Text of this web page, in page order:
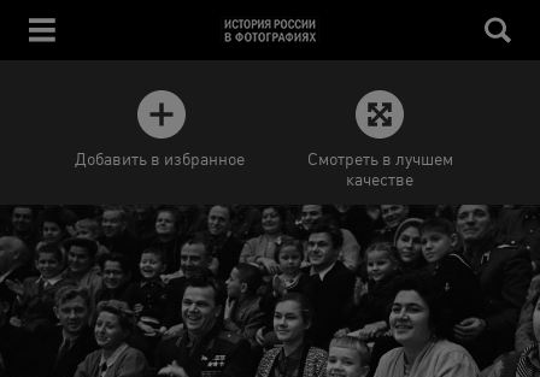
Добавить в избранное
Смотреть в лучшем
качестве